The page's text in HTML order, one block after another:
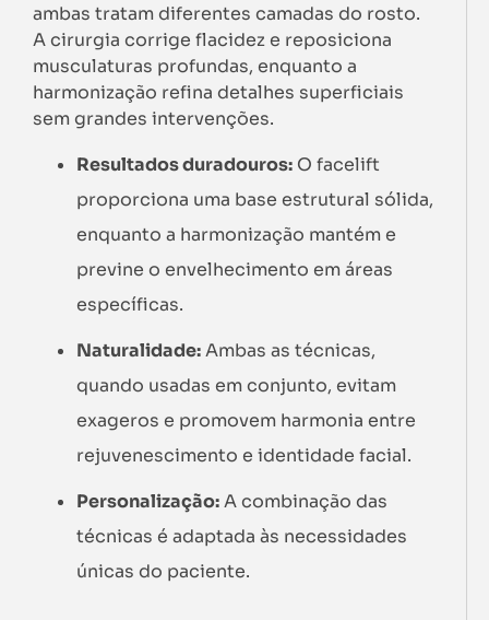
ambas tratam diferentes camadas do rosto.
A cirurgia corrige flacidez e reposiciona
musculaturas profundas, enquanto a
harmonização refina detalhes superficiais
sem grandes intervenções.
Resultados duradouros: O facelift
proporciona uma base estrutural sólida,
enquanto a harmonização mantém e
previne o envelhecimento em áreas
específicas.
Naturalidade:Ambas as técnicas,
quando usadas em conjunto, evitam
exageros e promovem harmonia entre
rejuvenescimento e identidade facial.
Personalização:A combinação das
técnicas é adaptada às necessidades
únicas do paciente.